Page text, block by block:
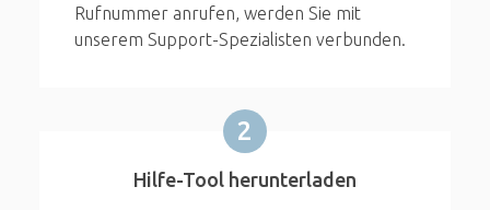
Rufnummer anrufen, werden Sie mit
unserem Support-Spezialisten verbunden.
2
Hilfe-Tool herunterladen